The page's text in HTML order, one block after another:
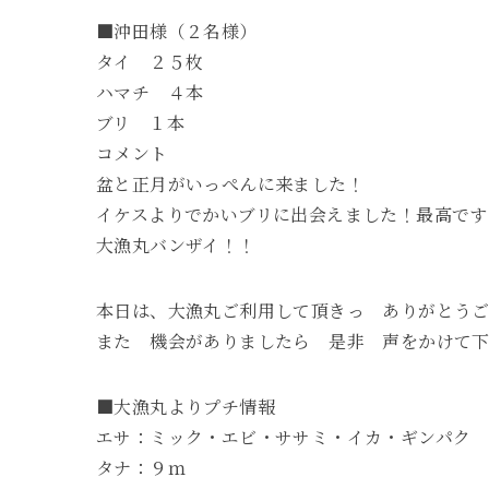
■沖田様（２名様）
タイ ２５枚
ハマチ ４本
ブリ １本
コメント
盆と正月がいっぺんに来ました！
イケスよりでかいブリに出会えました！最高です
大漁丸バンザイ！！
本日は、大漁丸ご利用して頂きっ ありがとう
また 機会がありましたら 是非 声をかけて下
■大漁丸よりプチ情報
エサ：ミック・エビ・ササミ・イカ・ギンパク
タナ：９ｍ